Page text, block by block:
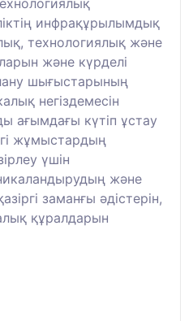
инфрақұрылымдық
технологиялық және
және күрделі
шығыстарының
негіздемесін
ағымдағы күтіп ұстау
жұмыстардың
үшін
және
заманғы әдістерін,
құралдарын